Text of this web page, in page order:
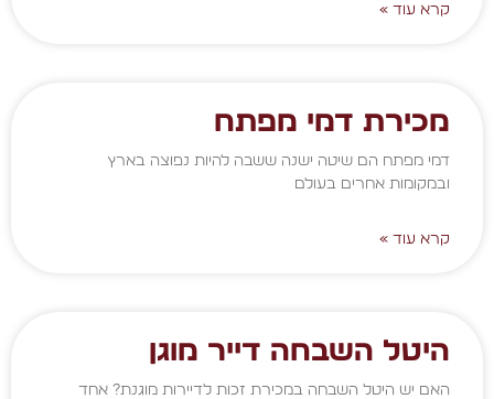
קרא עוד »
מכירת דמי מפתח
דמי מפתח הם שיטה ישנה ששבה להיות נפוצה בארץ
ובמקומות אחרים בעולם
קרא עוד »
היטל השבחה דייר מוגן
האם יש היטל השבחה במכירת זכות לדיירות מוגנת? אחד